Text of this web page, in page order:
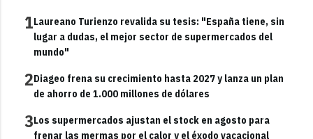
1Laureano Turienzo revalida su tesis: "España tiene, sin
lugar a dudas, el mejor sector de supermercados del
mundo"
2Diageo frena su crecimiento hasta 2027 y lanza un plan
de ahorro de 1.000 millones de dólares
3Los supermercados ajustan el stock en agosto para
frenar las mermas por el calor y el éxodo vacacional